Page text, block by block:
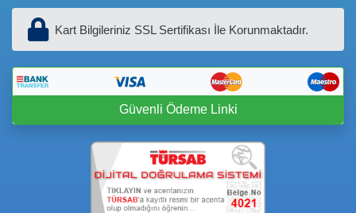
Kart Bilgileriniz SSL Sertifikası İle Korunmaktadır.
Güvenli Ödeme Linki